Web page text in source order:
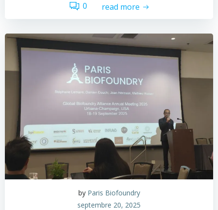
0 read more
by Paris Biofoundry
septembre 20, 2025